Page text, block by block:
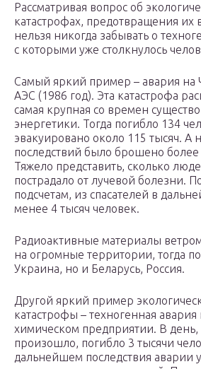
Рассматривая вопрос об
катастрофах, предотвращения их
нельзя никогда забывать о
с которыми уже столкнулось
Самый яркий пример – авария на
АЭС (1986 год). Эта катастрофа
самая крупная со времен
энергетики. Тогда погибло 134
эвакуировано около 115 тысяч. А
последствий было брошено более
Тяжело представить, сколько
пострадало от лучевой болезни.
подсчетам, из спасателей в
менее 4 тысяч человек.
Радиоактивные материалы
на огромные территории, тогда
Украина, но и Беларусь, Россия.
Другой яркий пример
катастрофы – техногенная авария
химическом предприятии. В день,
произошло, погибло 3 тысячи
дальнейшем последствия аварии